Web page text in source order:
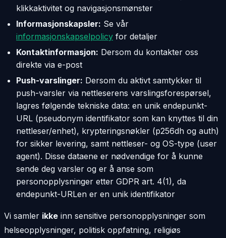
klikkaktivitet og navigasjonsmønster
Informasjonskapsler: Se vår
informasjonskapselpolicy for detaljer
Kontaktinformasjon: Dersom du kontakter oss
direkte via e-post
Push-varslinger: Dersom du aktivt samtykker til
push-varsler via nettleserens varslingsforespørsel,
lagres følgende tekniske data: en unik endepunkt-
URL (pseudonym identifikator som kan knyttes til din
nettleser/enhet), krypteringsnøkler (p256dh og auth)
for sikker levering, samt nettleser- og OS-type (user
agent). Disse dataene er nødvendige for å kunne
sende deg varsler og er å anse som
personopplysninger etter GDPR art. 4(1), da
endepunkt-URLen er en unik identifikator
Vi samler ikke inn sensitive personopplysninger som
helseopplysninger, politisk oppfatning, religiøs